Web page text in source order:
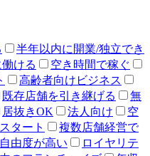
半年以内に開業/独立でき
ける
空き時間で稼ぐ
高齢者向けビジネス
既存店舗を引き継げる
無
居抜きOK 法人向け
空
タート
複数店舗経営で
由度が高い
ロイヤリテ